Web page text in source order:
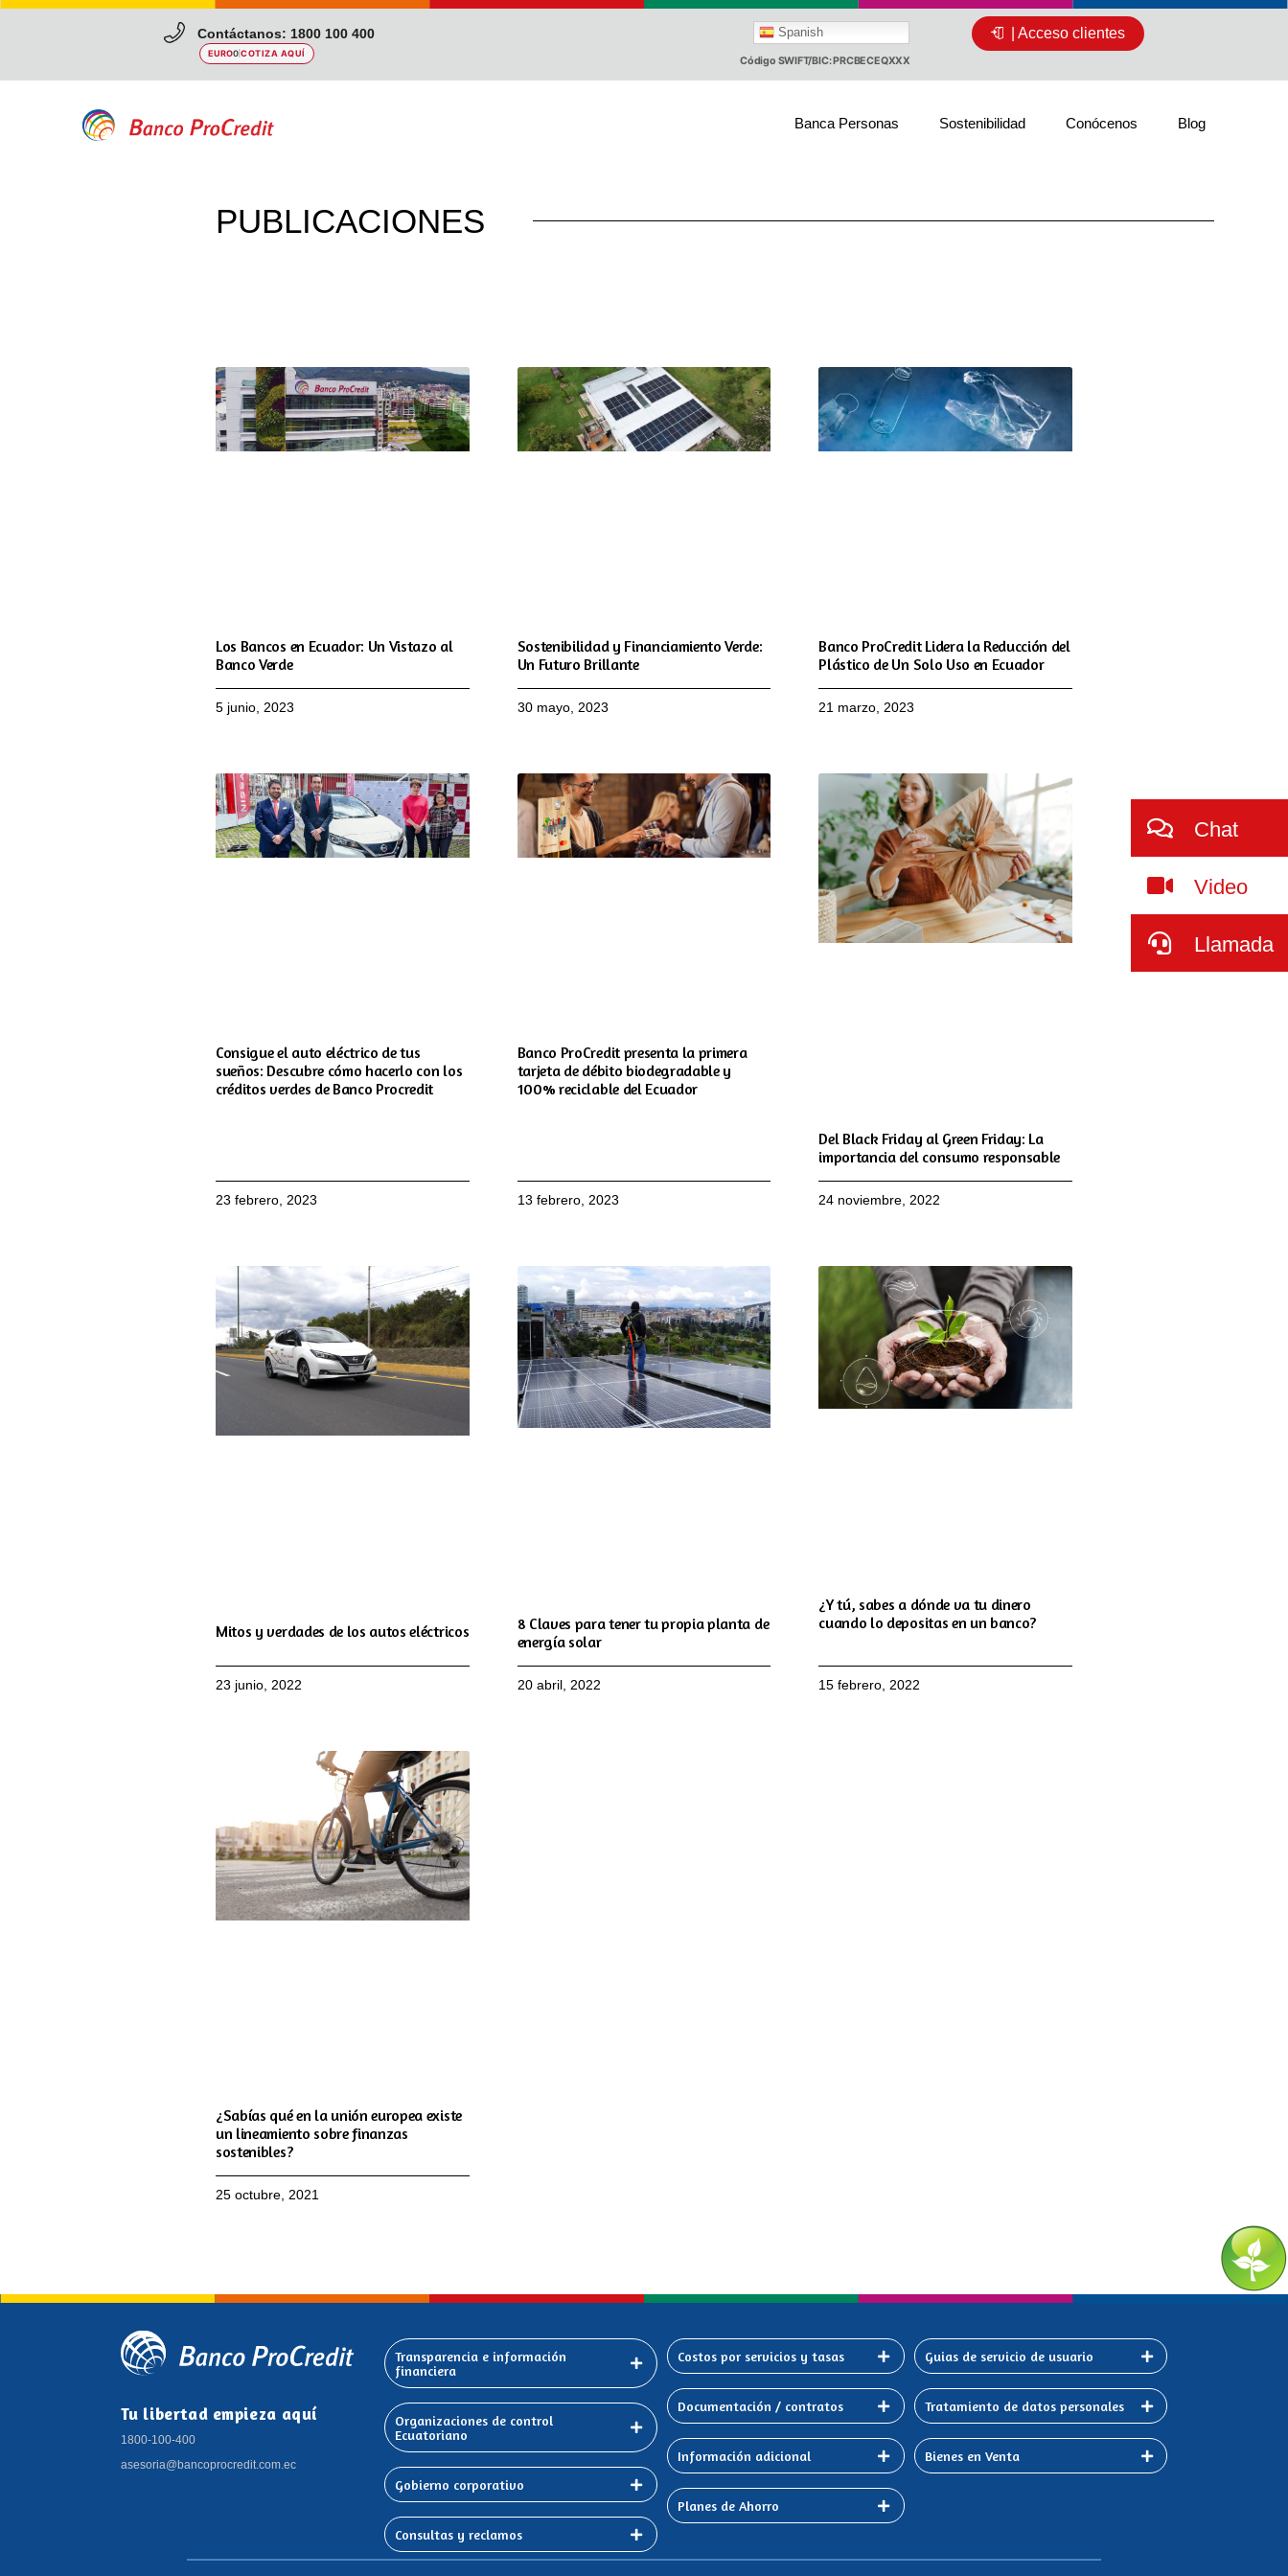
Contáctanos: 1800 100 400
EURO0|COTIZA AQUÍ
Spanish
Código SWIFT/BIC: PRCBECEQXXX
| Acceso clientes
Banca Personas Sostenibilidad Conócenos Blog
PUBLICACIONES
Los Bancos en Ecuador: Un Vistazo al
Banco Verde
5 junio, 2023
Sostenibilidad y Financiamiento Verde:
Un Futuro Brillante
30 mayo, 2023
Banco ProCredit Lidera la Reducción del
Plástico de Un Solo Uso en Ecuador
21 marzo, 2023
Consigue el auto eléctrico de tus
sueños: Descubre cómo hacerlo con los
créditos verdes de Banco Procredit
23 febrero, 2023
Banco ProCredit presenta la primera
tarjeta de débito biodegradable y
100% reciclable del Ecuador
13 febrero, 2023
Del Black Friday al Green Friday: La
importancia del consumo responsable
24 noviembre, 2022
Mitos y verdades de los autos eléctricos
23 junio, 2022
8 Claves para tener tu propia planta de
energía solar
20 abril, 2022
¿Y tú, sabes a dónde va tu dinero
cuando lo depositas en un banco?
15 febrero, 2022
¿Sabías qué en la unión europea existe
un lineamiento sobre finanzas
sostenibles?
25 octubre, 2021
Tu libertad empieza aquí
1800-100-400
asesoria@bancoprocredit.com.ec
Transparencia e información
financiera
Organizaciones de control
Ecuatoriano
Gobierno corporativo
Consultas y reclamos
Costos por servicios y tasas
Documentación / contratos
Información adicional
Planes de Ahorro
Guias de servicio de usuario
Tratamiento de datos personales
Bienes en Venta
Chat
Video
Llamada